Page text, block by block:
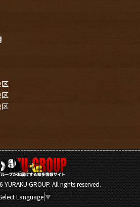
YURAKU GROUP. All rights reserved.
Language ▼